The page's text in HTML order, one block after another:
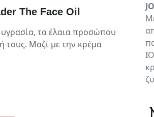
The Face Oil
τα έλαια προσώπου
τους. Μαζί με την κρέμα